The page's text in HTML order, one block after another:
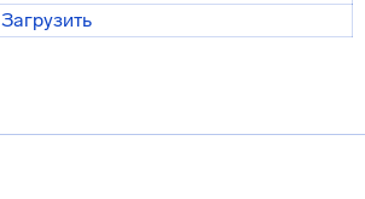
Загрузить